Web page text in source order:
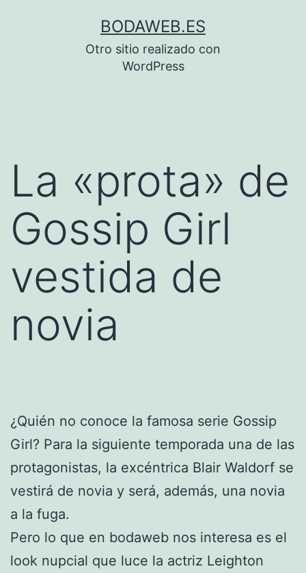
BODAWEB.ES
Otro sitio realizado con
WordPress
La «prota» de
Gossip Girl
vestida de
novia
¿Quién no conoce la famosa serie Gossip
Girl? Para la siguiente temporada una de las
protagonistas, la excéntrica Blair Waldorf se
vestirá de novia y será, además, una novia
a la fuga.
Pero lo que en bodaweb nos interesa es el
look nupcial que luce la actriz Leighton